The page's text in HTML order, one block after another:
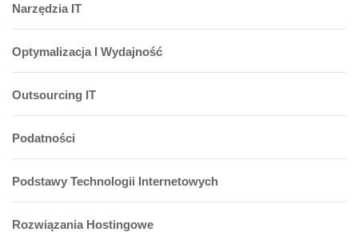
Narzędzia IT
Optymalizacja I Wydajność
Outsourcing IT
Podatności
Podstawy Technologii Internetowych
Rozwiązania Hostingowe